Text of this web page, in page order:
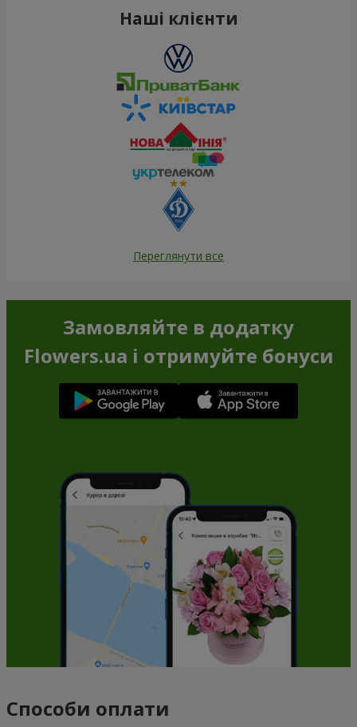
Наші клієнти
Переглянути все
Замовляйте в додатку
Flowers.ua і отримуйте бонуси
Способи оплати